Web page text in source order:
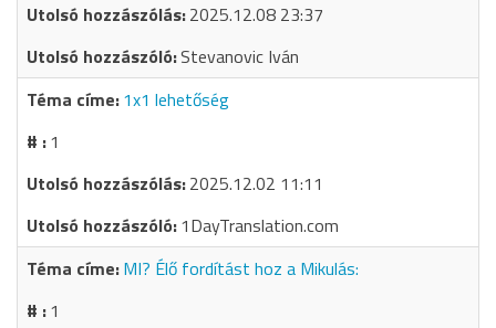
2025.12.08 23:37
Stevanovic Iván
1x1 lehetőség
1
2025.12.02 11:11
1DayTranslation.com
MI? Élő fordítást hoz a Mikulás:
1